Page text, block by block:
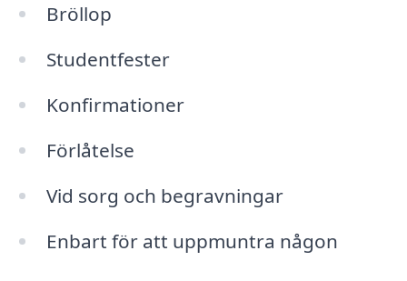
Bröllop
Studentfester
Konfirmationer
Förlåtelse
Vid sorg och begravningar
Enbart för att uppmuntra någon